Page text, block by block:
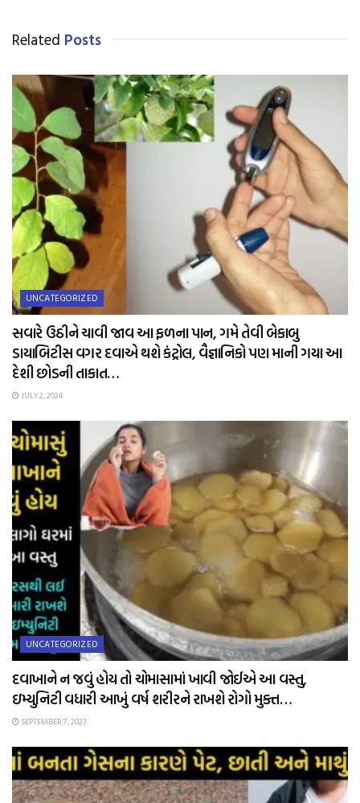
Related Posts
UNCATEGORIZED
સવારે ઉઠીને ચાવી જાવ આ ફળના પાન, ગમે તેવી બેકાબુ
ડાયાબિટીસ વગર દવાએ થશે કંટ્રોલ, વૈજ્ઞાનિકો પણ માની ગયા આ
દેશી છોડની તાકાત…
JULY 2, 2024
UNCATEGORIZED
દવાખાને ન જવું હોય તો ચોમાસામાં ખાવી જોઈએ આ વસ્તુ,
ઇમ્યુનિટી વધારી આખું વર્ષ શરીરને રાખશે રોગો મુક્ત…
SEPTEMBER 7, 2023